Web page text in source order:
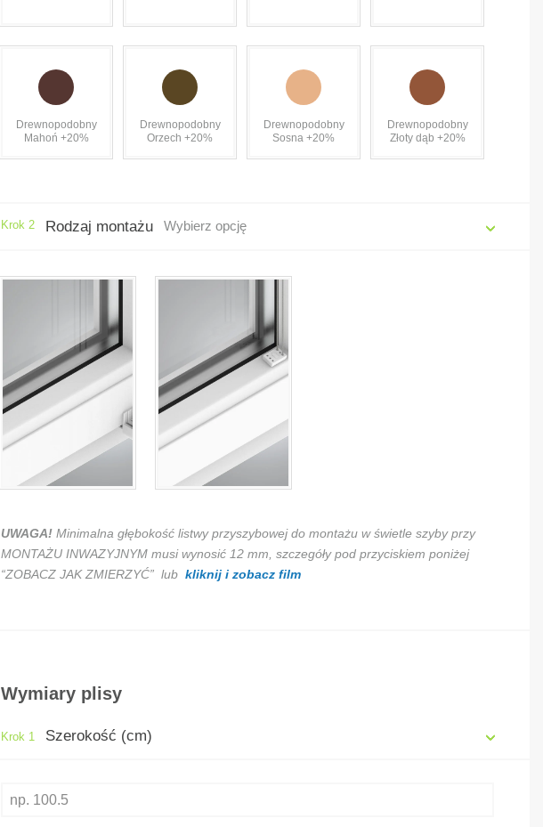
Drewnopodobny
Mahoń +20%
Drewnopodobny
Orzech +20%
Drewnopodobny
Sosna +20%
Drewnopodobny
Złoty dąb +20%
Krok 2 Rodzaj montażu Wybierz opcję
UWAGA! Minimalna głębokość listwy przyszybowej do montażu w świetle szyby przy
MONTAŻU INWAZYJNYM musi wynosić 12 mm, szczegóły pod przyciskiem poniżej
“ZOBACZ JAK ZMIERZYĆ” lub kliknij i zobacz film
Wymiary plisy
Krok 1 Szerokość (cm)